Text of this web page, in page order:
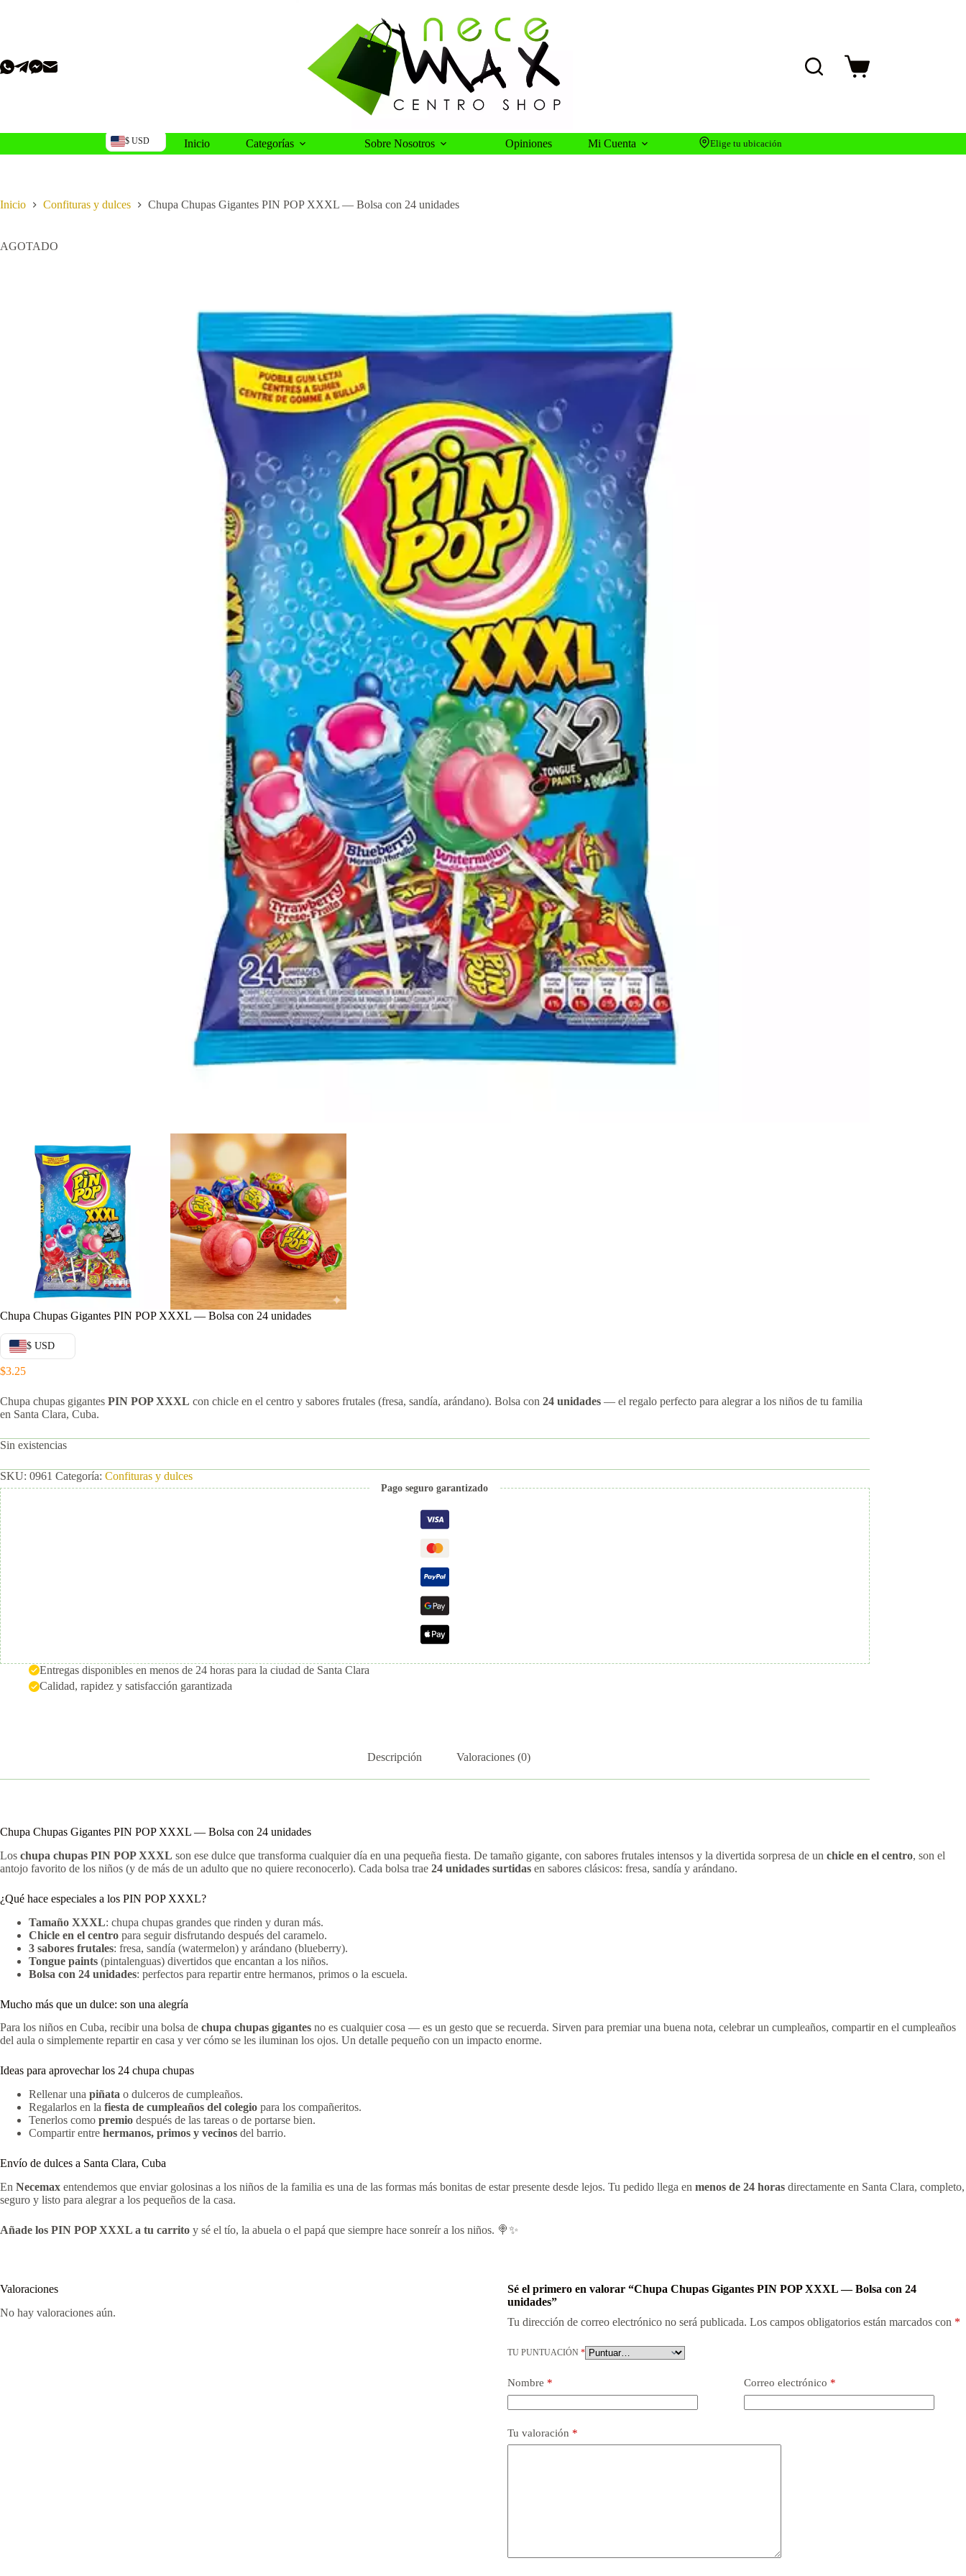
Carro
$ USD Inicio Categorías Sobre Nosotros Opiniones Mi Cuenta Elige tu ubicación
Inicio Confituras y dulces Chupa Chupas Gigantes PIN POP XXXL — Bolsa con 24 unidades
AGOTADO
Chupa Chupas Gigantes PIN POP XXXL — Bolsa con 24 unidades
$ USD
$3.25
Chupa chupas gigantes PIN POP XXXL con chicle en el centro y sabores frutales (fresa, sandía, arándano). Bolsa con 24 unidades — el regalo perfecto para alegrar a los niños de tu familia
en Santa Clara, Cuba.
Sin existencias
SKU: 0961 Categoría: Confituras y dulces
Pago seguro garantizado
Entregas disponibles en menos de 24 horas para la ciudad de Santa Clara
Calidad, rapidez y satisfacción garantizada
Descripción Valoraciones (0)
Chupa Chupas Gigantes PIN POP XXXL — Bolsa con 24 unidades
Los chupa chupas PIN POP XXXL son ese dulce que transforma cualquier día en una pequeña fiesta. De tamaño gigante, con sabores frutales intensos y la divertida sorpresa de un chicle en el centro, son el
antojo favorito de los niños (y de más de un adulto que no quiere reconocerlo). Cada bolsa trae 24 unidades surtidas en sabores clásicos: fresa, sandía y arándano.
¿Qué hace especiales a los PIN POP XXXL?
Tamaño XXXL: chupa chupas grandes que rinden y duran más.
Chicle en el centro para seguir disfrutando después del caramelo.
3 sabores frutales: fresa, sandía (watermelon) y arándano (blueberry).
Tongue paints (pintalenguas) divertidos que encantan a los niños.
Bolsa con 24 unidades: perfectos para repartir entre hermanos, primos o la escuela.
Mucho más que un dulce: son una alegría
Para los niños en Cuba, recibir una bolsa de chupa chupas gigantes no es cualquier cosa — es un gesto que se recuerda. Sirven para premiar una buena nota, celebrar un cumpleaños, compartir en el cumpleaños
del aula o simplemente repartir en casa y ver cómo se les iluminan los ojos. Un detalle pequeño con un impacto enorme.
Ideas para aprovechar los 24 chupa chupas
Rellenar una piñata o dulceros de cumpleaños.
Regalarlos en la fiesta de cumpleaños del colegio para los compañeritos.
Tenerlos como premio después de las tareas o de portarse bien.
Compartir entre hermanos, primos y vecinos del barrio.
Envío de dulces a Santa Clara, Cuba
En Necemax entendemos que enviar golosinas a los niños de la familia es una de las formas más bonitas de estar presente desde lejos. Tu pedido llega en menos de 24 horas directamente en Santa Clara, completo,
seguro y listo para alegrar a los pequeños de la casa.
Añade los PIN POP XXXL a tu carrito y sé el tío, la abuela o el papá que siempre hace sonreír a los niños. 🍭✨
Valoraciones
No hay valoraciones aún.
Sé el primero en valorar “Chupa Chupas Gigantes PIN POP XXXL — Bolsa con 24
unidades”
Tu dirección de correo electrónico no será publicada. Los campos obligatorios están marcados con *
TU PUNTUACIÓN *
Nombre * Correo electrónico *
Tu valoración *